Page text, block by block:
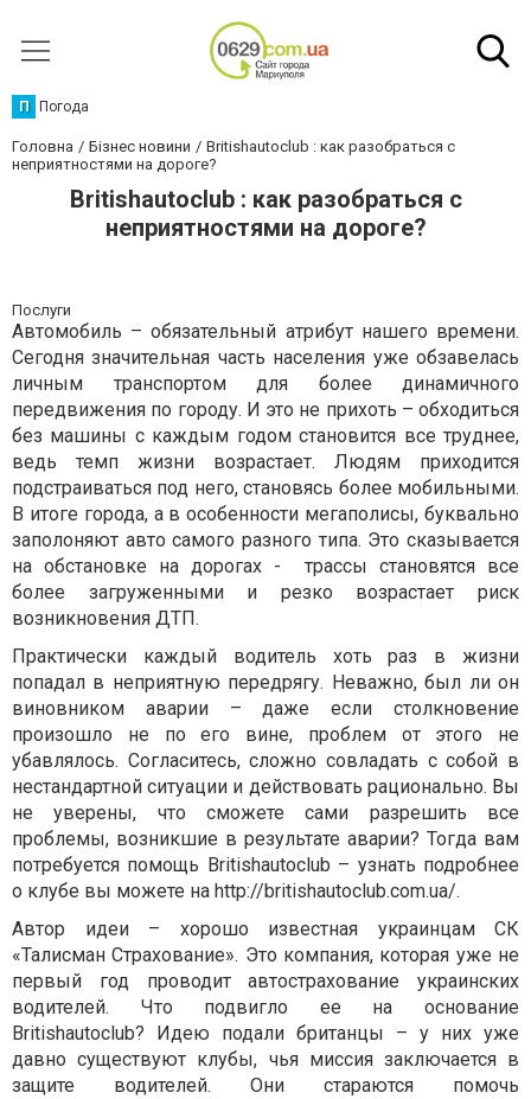
П Погода
Головна Бізнес новини
Britishautoclub : как разобраться с
неприятностями на дороге?
Britishautoclub : как разобраться с
неприятностями на дороге?
Послуги
Автомобиль – обязательный атрибут нашего времени.
Сегодня значительная часть населения уже обзавелась
личным транспортом для более динамичного
передвижения по городу. И это не прихоть – обходиться
без машины с каждым годом становится все труднее,
ведь темп жизни возрастает. Людям приходится
подстраиваться под него, становясь более мобильными.
В итоге города, а в особенности мегаполисы, буквально
заполоняют авто самого разного типа. Это сказывается
на обстановке на дорогах - трассы становятся все
более загруженными и резко возрастает риск
возникновения ДТП.
Практически каждый водитель хоть раз в жизни
попадал в неприятную передрягу. Неважно, был ли он
виновником аварии – даже если столкновение
произошло не по его вине, проблем от этого не
убавлялось. Согласитесь, сложно совладать с собой в
нестандартной ситуации и действовать рационально. Вы
не уверены, что сможете сами разрешить все
проблемы, возникшие в результате аварии? Тогда вам
потребуется помощь Britishautoclub – узнать подробнее
о клубе вы можете на http://britishautoclub.com.ua/.
Автор идеи – хорошо известная украинцам СК
«Талисман Страхование». Это компания, которая уже не
первый год проводит автострахование украинских
водителей. Что подвигло ее на основание
Britishautoclub? Идею подали британцы – у них уже
давно существуют клубы, чья миссия заключается в
защите водителей. Они стараются помочь